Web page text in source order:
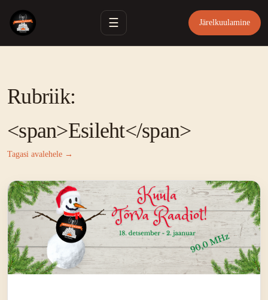
☰ Järelkuulamine
Rubriik:
<span>Esileht</span>
Tagasi avalehele →